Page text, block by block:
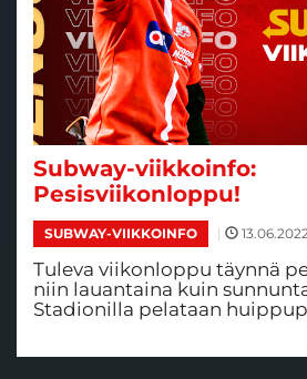
Subway-viikkoinfo:
Pesisviikonloppu!
SUBWAY-VIIKKOINFO |
Tuleva viikonloppu täynnä
niin lauantaina kuin
Stadionilla pelataan